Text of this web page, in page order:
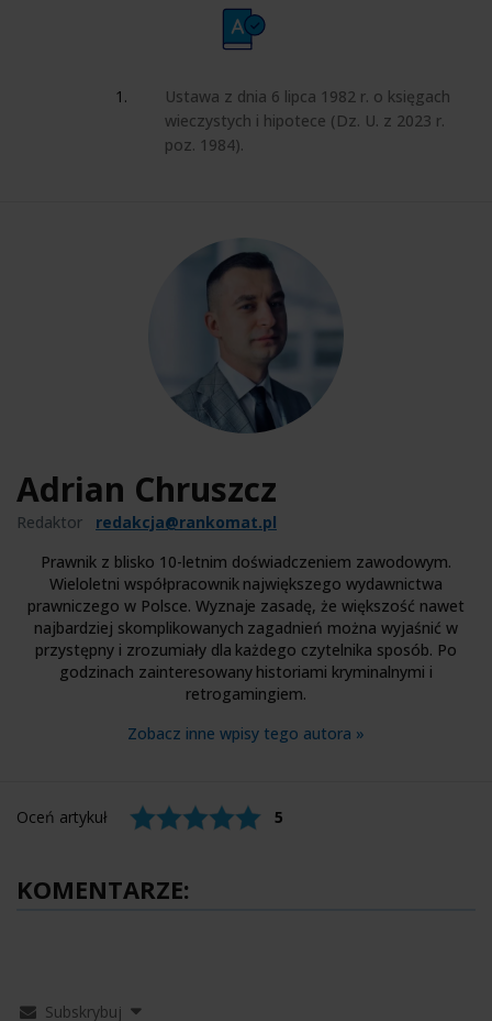
Ustawa z dnia 6 lipca 1982 r. o księgach
wieczystych i hipotece (Dz. U. z 2023 r.
poz. 1984).
Adrian Chruszcz
Redaktor
redakcja@rankomat.pl
Prawnik z blisko 10-letnim doświadczeniem zawodowym.
Wieloletni współpracownik największego wydawnictwa
prawniczego w Polsce. Wyznaje zasadę, że większość nawet
najbardziej skomplikowanych zagadnień można wyjaśnić w
przystępny i zrozumiały dla każdego czytelnika sposób. Po
godzinach zainteresowany historiami kryminalnymi i
retrogamingiem.
Zobacz inne wpisy tego autora »
Oceń artykuł 5
KOMENTARZE:
Subskrybuj